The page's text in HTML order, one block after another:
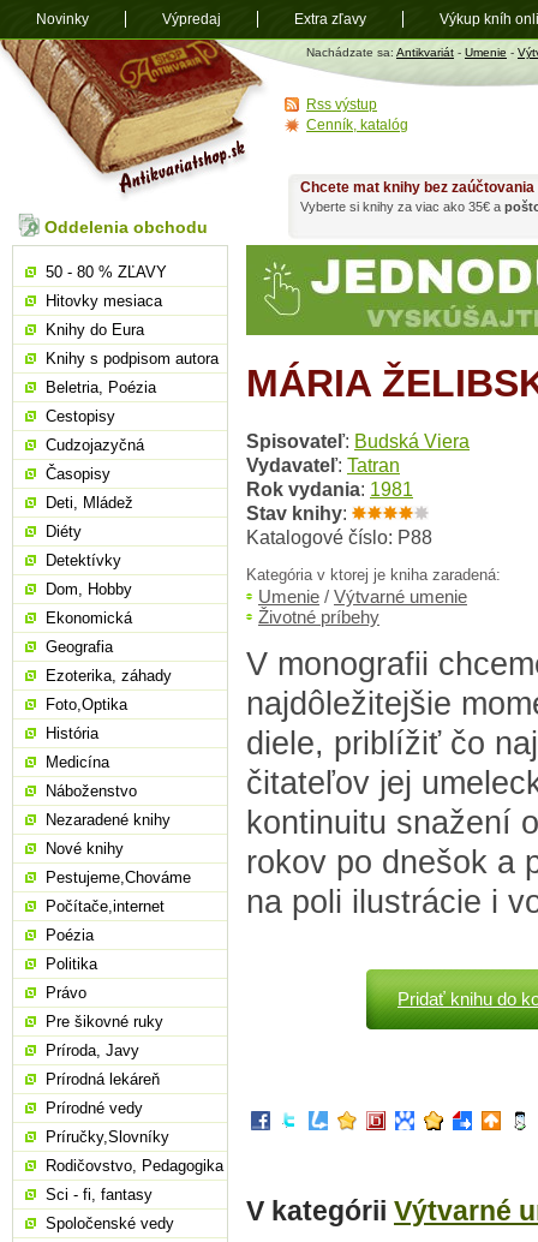
Antikvariát
shop.sk
Nachádzate sa: Antikvariát - Umenie -
MÁRIA
Spisovateľ: Budská Viera
Vydavateľ: Tatran
Rok vydania: 1981
Stav knihy:
Katalogové číslo: P88
Kategória v ktorej je kniha zaradená:
Umenie / Výtvarné umenie
Životné príbehy
V monografii
najdôležitejšie
diele, priblížiť čo
čitateľov jej
kontinuitu snažení
rokov po dnešok a
na poli ilustrácie i
Pridať knihu do
V kategórii Výtvarné
Chcete mat knihy bez
Vyberte si knihy za viac ako 35€ a
Oddelenia obchodu
50 - 80 % ZĽAVY
Hitovky mesiaca
Knihy do Eura
Knihy s podpisom autora
Beletria, Poézia
Cestopisy
Cudzojazyčná
Časopisy
Deti, Mládež
Diéty
Detektívky
Dom, Hobby
Ekonomická
Geografia
Ezoterika, záhady
Foto,Optika
História
Medicína
Náboženstvo
Nezaradené knihy
Nové knihy
Pestujeme,Chováme
Počítače,internet
Poézia
Politika
Právo
Pre šikovné ruky
Príroda, Javy
Prírodná lekáreň
Prírodné vedy
Príručky,Slovníky
Rodičovstvo, Pedagogika
Sci - fi, fantasy
Spoločenské vedy
Rss výstup
Cenník, katalóg
Novinky Výpredaj Extra zľavy Výkup kníh